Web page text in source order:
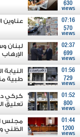
630
views
07:16
570
views
عناوين
02:37
699
views
لبنان
الإرهاب
01:56
729
views
طبية
01:52
800
views
كركي
تعليق
01:44
1200
views
مجلس
الظني